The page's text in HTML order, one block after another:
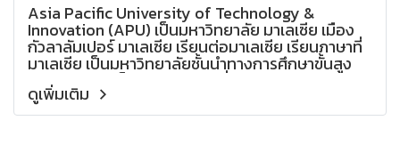
Asia Pacific University of Technology &
Innovation (APU) เป็นมหาวิทยาลัย มาเลเซีย เมือง
กัวลาลัมเปอร์ มาเลเซีย เรียนต่อมาเลเซีย เรียนภาษาที่
มาเลเซีย เป็นมหาวิทยาลัยชั้นนำทางการศึกษาขั้นสูง
ของมาเลเซีย เป็นมหาวิทยาลัยที่มีการผสมผสานทาง
เทคโนโลยี นวัตกรรมและความคิดสร้างสรรค์ อย่างมี
ประสิทธิภาพ ในการเตรียมความพร้อมให้กับนักศึกษา
ดูเพิ่มเติม